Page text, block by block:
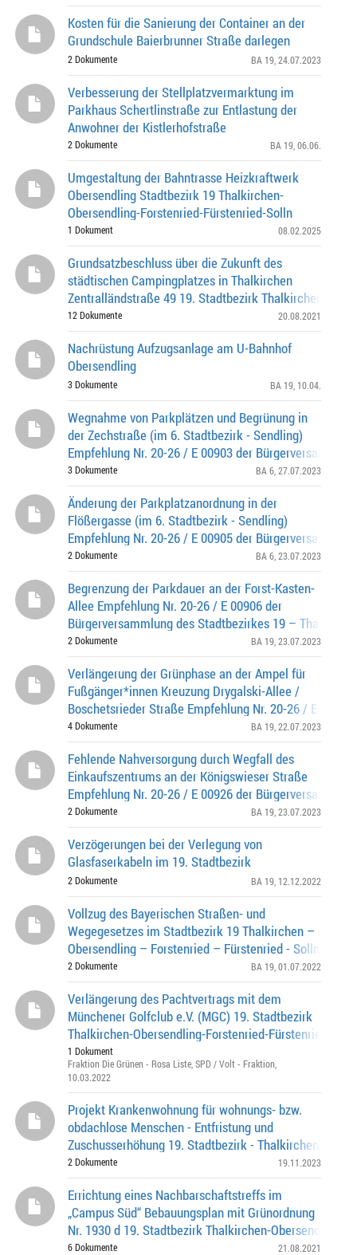
Kosten für die Sanierung der Container an der
Grundschule Baierbrunner Straße darlegen
2 Dokumente BA 19 , 24.07.2023
Verbesserung der Stellplatzvermarktung im
Parkhaus Schertlinstraße zur Entlastung der
Anwohner der Kistlerhofstraße
2 Dokumente BA 19 , 06.06.
Umgestaltung der Bahntrasse Heizkraftwerk
Obersendling Stadtbezirk 19 Thalkirchen-
Obersendling-Forstenried-Fürstenried-Solln
1 Dokument 08.02.2025
Grundsatzbeschluss über die Zukunft des
städtischen Campingplatzes in Thalkirchen
Zentralländstraße 49 19. Stadtbezirk Thalkirchen-
Forstenried- Fürstenried-Solln Vergabe im Erbba
12 Dokumente 20.08.2021
Nachrüstung Aufzugsanlage am U-Bahnhof
Obersendling
3 Dokumente BA 19 , 10.04.
Wegnahme von Parkplätzen und Begrünung in
der Zechstraße (im 6. Stadtbezirk - Sendling)
Empfehlung Nr. 20-26 / E 00903 der
Stadtbezirkes 19 - Thalkirchen-Obersendling-Fors
3 Dokumente BA 6 , 27.07.2023
Änderung der Parkplatzanordnung in der
Flößergasse (im 6. Stadtbezirk - Sendling)
Empfehlung Nr. 20-26 / E 00905 der
Stadtbezirkes 19 - Thalkirchen-Obersendling-Forstenrie
2 Dokumente BA 6 , 23.07.2023
Begrenzung der Parkdauer an der Forst-Kasten-
Allee Empfehlung Nr. 20-26 / E 00906 der
Bürgerversammlung des Stadtbezirkes 19 –
Obersendling-Forstenried-Fürstenried-Solln am
2 Dokumente BA 19 , 23.07.2023
Verlängerung der Grünphase an der Ampel für
Fußgänger*innen Kreuzung Drygalski-Allee /
Boschetsrieder Straße Empfehlung Nr. 20-26 / E 00898
Bürgerversammlung des Stadtbezirkes 19 - Thalkirch
4 Dokumente BA 19 , 22.07.2023
Fehlende Nahversorgung durch Wegfall des
Einkaufszentrums an der Königswieser Straße
Empfehlung Nr. 20-26 / E 00926 der
Stadtbezirkes 19 - Thalkirchen-Obersendling-Forsten
2 Dokumente BA 19 , 23.07.2023
Verzögerungen bei der Verlegung von
Glasfaserkabeln im 19. Stadtbezirk
2 Dokumente BA 19 , 12.12.2022
Vollzug des Bayerischen Straßen- und
Wegegesetzes im Stadtbezirk 19 Thalkirchen –
Obersendling – Forstenried – Fürstenried - Solln
Widmungserweiterung einer Teilstrecke des
2 Dokumente BA 19 , 01.07.2022
Verlängerung des Pachtvertrags mit dem
Münchener Golfclub e.V. (MGC) 19. Stadtbezirk
Thalkirchen-Obersendling-Forstenried-Fürstenried-Solln
1 Dokument
Fraktion Die Grünen - Rosa Liste SPD / Volt - Fraktion
10.03.2022
Projekt Krankenwohnung für wohnungs- bzw.
obdachlose Menschen - Entfristung und
Zuschusserhöhung 19. Stadtbezirk - Thalkirchen-
Forstenried-Fürstenried-Solln
2 Dokumente 19.11.2023
Errichtung eines Nachbarschaftstreffs im
„Campus Süd“ Bebauungsplan mit Grünordnung
Nr. 1930 d 19. Stadtbezirk Thalkirchen-Obersendling-
Forstenried-Fürstenried-Solln
6 Dokumente 21.08.2021